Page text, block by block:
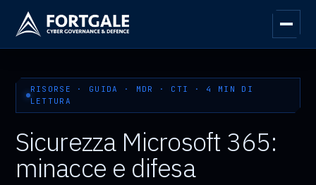
RISORSE · GUIDA · MDR · CTI · 4 MIN DI
LETTURA
Sicurezza Microsoft 365:
minacce e difesa